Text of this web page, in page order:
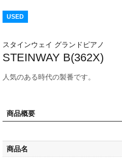
USED
スタインウェイ グランドピアノ
STEINWAY B(362X)
人気のある時代の製番です。
商品概要
商品名